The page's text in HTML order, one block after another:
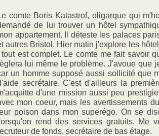
comte Boris Katastrof, oligarque qui
de lui trouver un hôtel
appartement. Il déteste les palaces
autres Bristol. Hier matin j'explore les
tout est complet. Le comte me fait savoir
lui même le problème. J'avoue que
un homme supposé aussi sollicité que
secrétaire. C'est d'ailleurs la
d'une mission aussi peu
mon coeur, mais les avertissements
poison dans mon superégo. On se
rend des services gratuits. Me
de fonds, secrétaire de bas étage.